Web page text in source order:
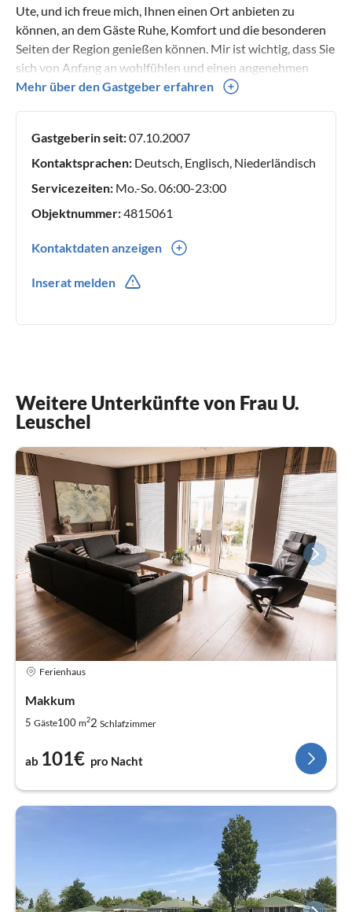
Ute, und ich freue mich, Ihnen einen Ort anbieten zu
können, an dem Gäste Ruhe, Komfort und die besonderen
Seiten der Region genießen können. Mir ist wichtig, dass Sie
sich von Anfang an wohlfühlen und einen angenehmen
Aufenthalt haben. Ich wünsche Ihnen eine schöne Zeit und
Mehr über den Gastgeber erfahren
Gastgeberin seit:07.10.2007
Kontaktsprachen: Deutsch, Englisch, Niederländisch
Servicezeiten: Mo.-So. 06:00-23:00
Objektnummer:4815061
Kontaktdaten anzeigen
Inserat melden
Weitere Unterkünfte von Frau U.
Leuschel
Ferienhaus
Makkum
5 Gäste100 m22 Schlafzimmer
ab 101€ pro Nacht